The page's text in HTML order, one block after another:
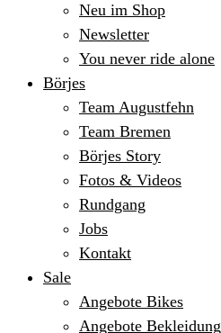
Neu im Shop
Newsletter
You never ride alone
Börjes
Team Augustfehn
Team Bremen
Börjes Story
Fotos & Videos
Rundgang
Jobs
Kontakt
Sale
Angebote Bikes
Angebote Bekleidung